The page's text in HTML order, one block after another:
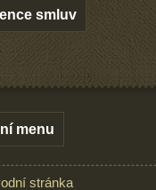
smluv
menu
stránka